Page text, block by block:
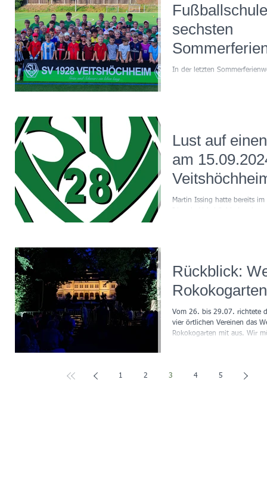
sechsten
In der letzten
Lust auf
am
Umgebung?
Martin Issing hatte bereits im
Rückblick:
Vom 26. bis 29.07. richtete
vier örtlichen Vereinen das
Rokokogarten mit aus. Wir
1 2 3 4 5